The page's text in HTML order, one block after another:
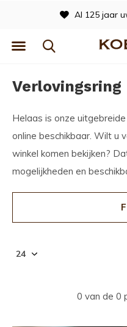
Al 125 jaar
Verlovingsring
Helaas is onze
online beschikbaar. Wilt u
winkel komen bekijken?
mogelijkheden en
0 van de 0